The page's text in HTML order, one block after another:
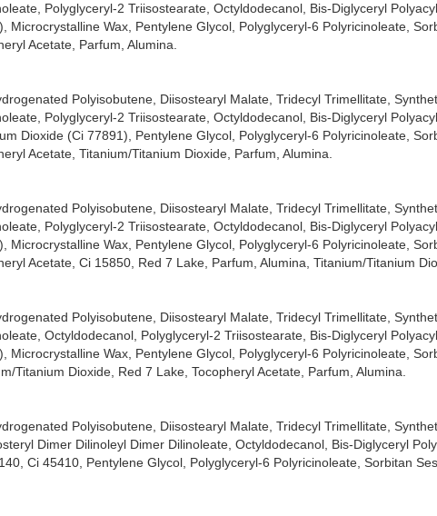
Polyglyceryl-2 Triisostearate, Octyldodecanol, Bis-Diglyceryl
Wax, Pentylene Glycol, Polyglyceryl-6 Polyricinoleate,
Acetate, Parfum, Alumina.
Polyisobutene, Diisostearyl Malate, Tridecyl Trimellitate,
Polyglyceryl-2 Triisostearate, Octyldodecanol, Bis-Diglyceryl
Dioxide (Ci 77891), Pentylene Glycol, Polyglyceryl-6 Polyricinoleate,
Acetate, Titanium/Titanium Dioxide, Parfum, Alumina.
Polyisobutene, Diisostearyl Malate, Tridecyl Trimellitate,
Polyglyceryl-2 Triisostearate, Octyldodecanol, Bis-Diglyceryl
Wax, Pentylene Glycol, Polyglyceryl-6 Polyricinoleate,
Acetate, Ci 15850, Red 7 Lake, Parfum, Alumina, Titanium/Titanium
Polyisobutene, Diisostearyl Malate, Tridecyl Trimellitate,
Octyldodecanol, Polyglyceryl-2 Triisostearate, Bis-Diglyceryl
Wax, Pentylene Glycol, Polyglyceryl-6 Polyricinoleate,
Titanium Dioxide, Red 7 Lake, Tocopheryl Acetate, Parfum, Alumina.
Polyisobutene, Diisostearyl Malate, Tridecyl Trimellitate,
Dimer Dilinoleyl Dimer Dilinoleate, Octyldodecanol, Bis-Diglyceryl
Ci 45410, Pentylene Glycol, Polyglyceryl-6 Polyricinoleate, Sorbitan